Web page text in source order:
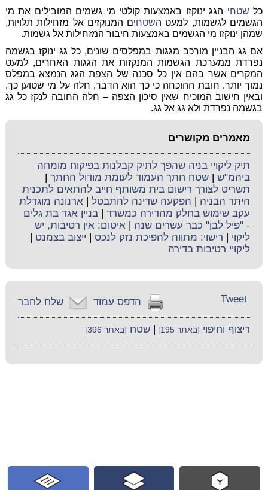
כל שטחי הגג ינוקזו באמצעות קולטי מי גשמים המובילים את מי
הגשמים לגשמות, למעט השטחים המנוקזים אל מזחילות תלויות,
שמהן ינוקזו מי הגשמים באמצעות חיבור המזחילות אל גשמות.
אם גג הבניין מורכב מגגות במפלסים שונים, כל גג ינוקז בגשמה
נפרדת ממערכת הגשמות המנקזות את הגגות האחרים, למעט
המקרים אשר בהם אין כל סכנה של הצפת הגג הנמצא במפלס
נמוך יותר. חובת ההוכחה כי כך הוא הדבר, חלה על מי שטוען כך,
ובאין חישוב המוכיח שאין סיכון הצפה – חלה החובה לנקז כל גג
בגשמה נפרדת ולא גג אל גג.
מאמרים מקושרים
תיק ליקויי בניה שהפך לתיק קבלנות בפיקוח מומחה
ביהמ"ש |שטח חתך העמוד לעומת מודול החתך
תשריט לצורך רישום בית משותף חייב להתאים לתכנית
היתר הבניה
הפקעה שדינה להתבטל |ארנונה מוגדלת
עקב שימוש בחלק מהדירה כמשרד |בניין אגד בת גלים
- "פיל לבן" כבר עשרים שנה |איטום: אין רטיבות, יש
ליקוי
רישוי: מתווה להפיכת נזק לנכס ייצוב בצמנט
ליקויי רטיבות בדירה
שלח לחבר הדפס עמוד Tweet
ריצוף וחיפוי [באתר 195] |שטח [באתר 396]